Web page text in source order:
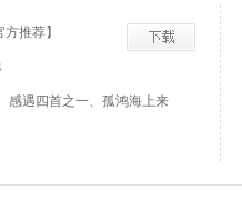
推荐】
感遇四首之一、孤鸿海上来